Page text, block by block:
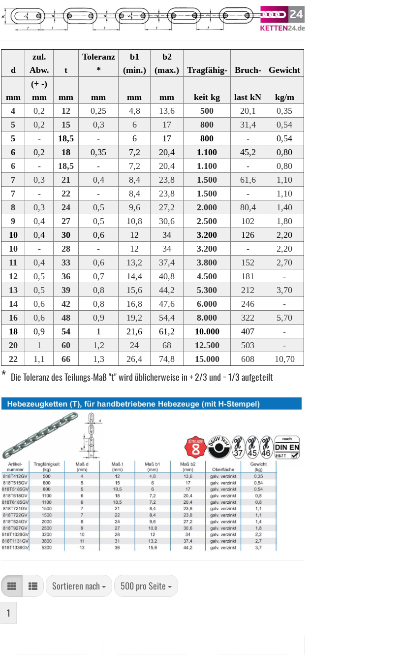
d
zul.
Abw.
t
Toleranz
*
b1
(min.)
b2
(max.)
Tragfähig- Bruch- Gewicht
mm
(+ -)
mm
mm mm mm mm keit kg last kN
kg/m
4
0,2 12 0,25 4,8 13,6 500 20,1
0,35
5
0,2 15 0,3 6 17 800 31,4
0,54
5
- 18,5 - 6 17 800 -
0,54
6
0,2 18 0,35 7,2 20,4 1.100 45,2
0,80
6
- 18,5 - 7,2 20,4 1.100 -
0,80
7
0,3 21 0,4 8,4 23,8 1.500 61,6
1,10
7
- 22 - 8,4 23,8 1.500 -
1,10
8
0,3 24 0,5 9,6 27,2 2.000 80,4
1,40
9
0,4 27 0,5 10,8 30,6 2.500 102
1,80
10
0,4 30 0,6 12 34 3.200 126
2,20
10
- 28 - 12 34 3.200 -
2,20
11
0,4 33 0,6 13,2 37,4 3.800 152
2,70
12
0,5 36 0,7 14,4 40,8 4.500 181
-
13
0,5 39 0,8 15,6 44,2 5.300 212
3,70
14
0,6 42 0,8 16,8 47,6 6.000 246
-
16
0,6 48 0,9 19,2 54,4 8.000 322
5,70
18
0,9 54 1 21,6 61,2 10.000 407
-
20
1 60 1,2 24 68 12.500 503
-
22
1,1 66 1,3 26,4 74,8 15.000 608 10,70
* Die Toleranz des Teilungs-Maß "t" wird üblicherweise in + 2/3 und − 1/3 aufgeteilt
Sortieren nach
Sortieren nach 500 pro Seite
pro Seite
1